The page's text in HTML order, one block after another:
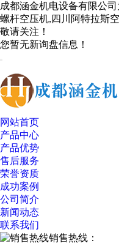
成都涵金机电设备有限公
螺杆空压机,四川阿特拉斯
敬请关注！
您暂无新询盘信息！
网站首页
产品中心
产品优势
售后服务
荣誉资质
成功案例
公司简介
新闻动态
联系我们
销售热线：